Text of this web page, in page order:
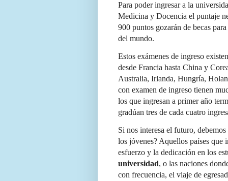
Para poder ingresar a la
Medicina y Docencia el puntaje
900 puntos gozarán de becas
del mundo.
Estos exámenes de ingreso
desde Francia hasta China y
Australia, Irlanda, Hungría,
con examen de ingreso tienen
los que ingresan a primer año
gradúan tres de cada cuatro
Si nos interesa el futuro,
los jóvenes? Aquellos países
esfuerzo y la dedicación en los
universidad, o las naciones
con frecuencia, el viaje de